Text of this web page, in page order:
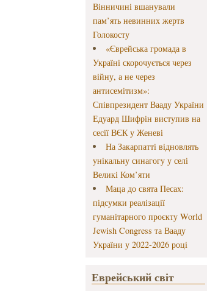
Вінничині вшанували
пам’ять невинних жертв
Голокосту
«Єврейська громада в
Україні скорочується через
війну, а не через
антисемітизм»:
Співпрезидент Вааду України
Едуард Шифрін виступив на
сесії ВЄК у Женеві
На Закарпатті відновлять
унікальну синагогу у селі
Великі Ком’яти
Маца до свята Песах:
підсумки реалізації
гуманітарного проєкту World
Jewish Congress та Вааду
України у 2022-2026 році
Еврейський світ